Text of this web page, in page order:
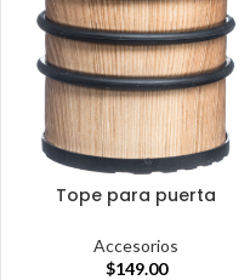
Tope para puerta
Accesorios
$149.00